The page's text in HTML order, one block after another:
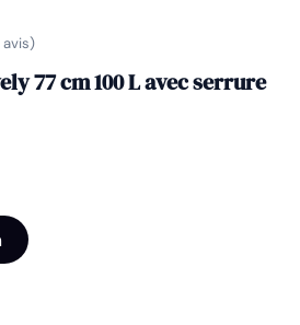
avis)
77 cm 100 L avec serrure